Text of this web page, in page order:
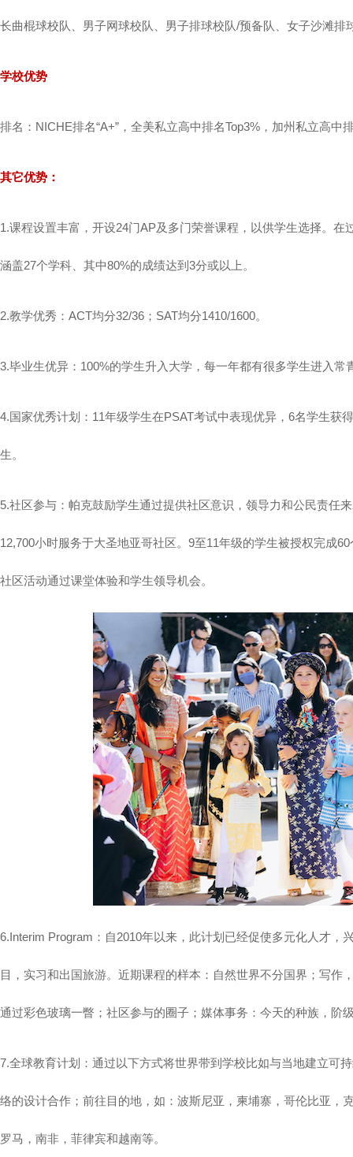
长曲棍球校队、男子网球校队、男子排球校队/预备队、女子沙滩
学校优势
排名：NICHE排名“A+”，全美私立高中排名Top3%，加州私立高中
其它优势：
1.课程设置丰富，开设24门AP及多门荣誉课程，以供学生选择。
涵盖27个学科、其中80%的成绩达到3分或以上。
2.教学优秀：ACT均分32/36；SAT均分1410/1600。
3.毕业生优异：100%的学生升入大学，每一年都有很多学生进入
4.国家优秀计划：11年级学生在PSAT考试中表现优异，6名学生获
生。
5.社区参与：帕克鼓励学生通过提供社区意识，领导力和公民责任
12,700小时服务于大圣地亚哥社区。9至11年级的学生被授权完成
社区活动通过课堂体验和学生领导机会。
6.Interim Program：自2010年以来，此计划已经促使多元化人才
目，实习和出国旅游。近期课程的样本：自然世界不分国界；写
通过彩色玻璃一瞥；社区参与的圈子；媒体事务：今天的种族，阶
7.全球教育计划：通过以下方式将世界带到学校比如与当地建立可
络的设计合作；前往目的地，如：波斯尼亚，柬埔寨，哥伦比亚，
罗马，南非，菲律宾和越南等。